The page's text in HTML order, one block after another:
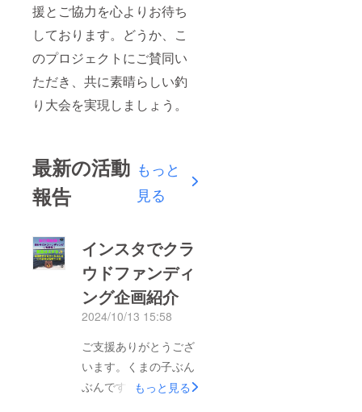
援とご協力を心よりお待ち
しております。どうか、こ
のプロジェクトにご賛同い
ただき、共に素晴らしい釣
り大会を実現しましょう。
最新の活動
報告
もっと
見る
インスタでクラ
ウドファンディ
ング企画紹介
2024/10/13 15:58
ご支援ありがとうござ
います。くまの子ぶん
ぶんです。インスタで
もっと見る